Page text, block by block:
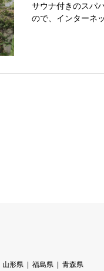
サウナ付きのスパ
ので、インターネ
山形県 福島県
青森県